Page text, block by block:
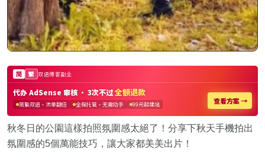
秋冬日的公園這樣拍照氛圍感太絕了！分享下秋天手機拍出
氛圍感的5個萬能技巧，讓大家都美美出片！